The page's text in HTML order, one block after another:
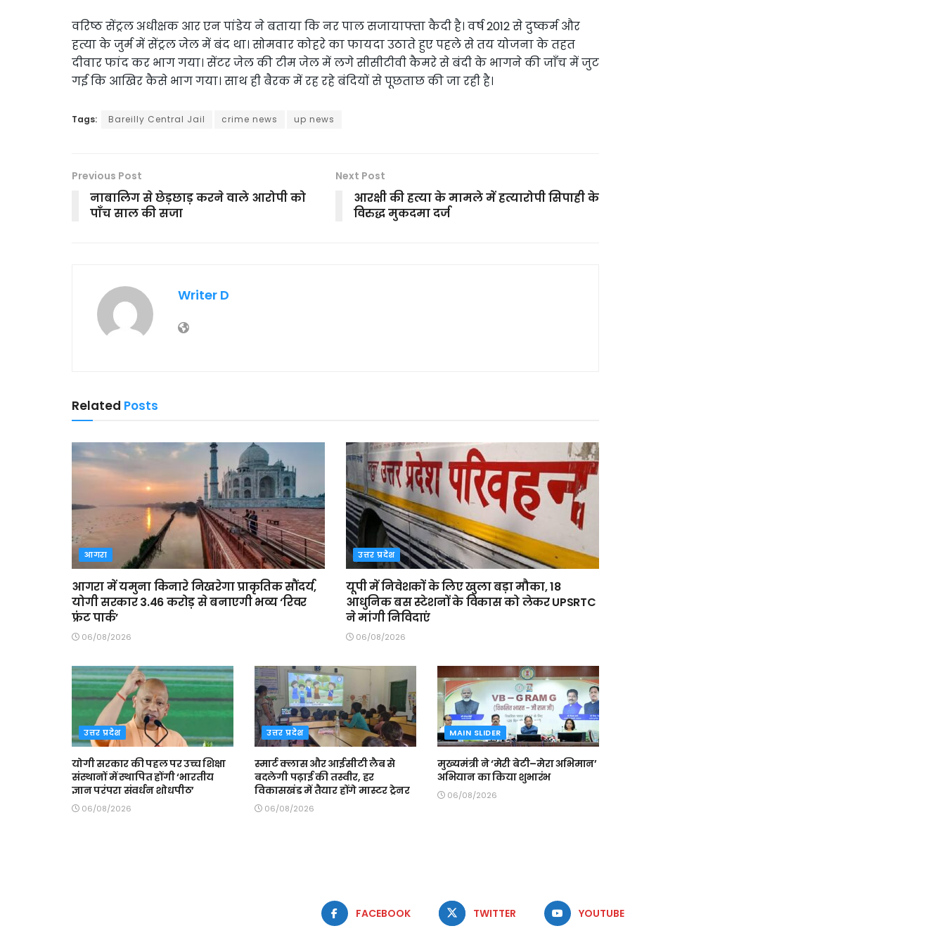
वरिष्ठ सेंट्रल अधीक्षक आर एन पांडेय ने बताया कि नर पाल सजायाफ्ता कैदी है। वर्ष 2012 से दुष्कर्म और
हत्या के जुर्म में सेंट्रल जेल में बंद था। सोमवार कोहरे का फायदा उठाते हुए पहले से तय योजना के तहत
दीवार फांद कर भाग गया। सेंटर जेल की टीम जेल में लगे सीसीटीवी कैमरे से बंदी के भागने की जाँच में जुट
गई कि आखिर कैसे भाग गया। साथ ही बैरक में रह रहे बंदियों से पूछताछ की जा रही है।
Tags: Bareilly Central Jail crime news up news
Previous Post
नाबालिग से छेड़छाड़ करने वाले आरोपी को
पाँच साल की सजा
Next Post
आरक्षी की हत्या के मामले में हत्यारोपी सिपाही के
विरुद्ध मुकदमा दर्ज
Writer D
Related Posts
आगरा
आगरा में यमुना किनारे निखरेगा प्राकृतिक सौंदर्य,
योगी सरकार 3.46 करोड़ से बनाएगी भव्य ‘रिवर
फ्रंट पार्क’
06/08/2026
उत्तर प्रदेश
यूपी में निवेशकों के लिए खुला बड़ा मौका, 18
आधुनिक बस स्टेशनों के विकास को लेकर UPSRTC
ने मांगी निविदाएं
06/08/2026
उत्तर प्रदेश
योगी सरकार की पहल पर उच्च शिक्षा
संस्थानों में स्थापित होंगी ‘भारतीय
ज्ञान परंपरा संवर्धन शोधपीठ’
06/08/2026
उत्तर प्रदेश
स्मार्ट क्लास और आईसीटी लैब से
बदलेगी पढ़ाई की तस्वीर, हर
विकासखंड में तैयार होंगे मास्टर ट्रेनर
06/08/2026
MAIN SLIDER
मुख्यमंत्री ने ‘मेरी बेटी–मेरा अभिमान’
अभियान का किया शुभारंभ
06/08/2026
FACEBOOK TWITTER YOUTUBE